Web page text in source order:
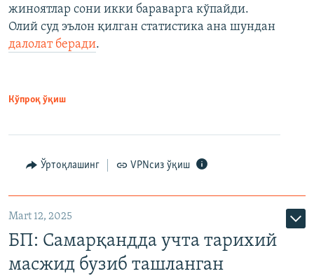
жиноятлар сони икки бараварга кўпайди.
Олий суд эълон қилган статистика ана шундан
далолат беради.
Кўпроқ ўқиш
Ўртоқлашинг VPNсиз ўқиш
Mart 12, 2025
БП: Самарқандда учта тарихий
масжид бузиб ташланган